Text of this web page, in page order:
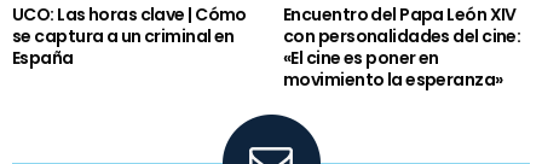
UCO: Las horas clave | Cómo
se captura a un criminal en
España
Encuentro del Papa León XIV
con personalidades del cine:
«El cine es poner en
movimiento la esperanza»